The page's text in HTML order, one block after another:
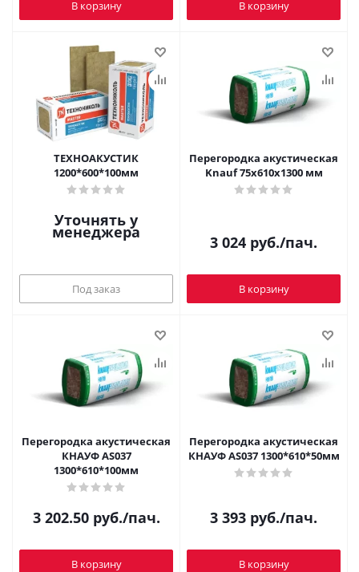
В корзину В корзину
ТЕХНОАКУСТИК
1200*600*100мм
Уточнять у
менеджера
Под заказ
Перегородка акустическая
Knauf 75х610х1300 мм
3 024 руб./пач.
В корзину
Перегородка акустическая
КНАУФ AS037
1300*610*100мм
3 202.50руб./пач.
В корзину
Перегородка акустическая
КНАУФ АS037 1300*610*50мм
3 393 руб./пач.
В корзину